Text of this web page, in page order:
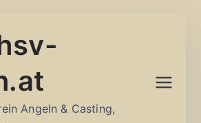
Angeln & Casting,